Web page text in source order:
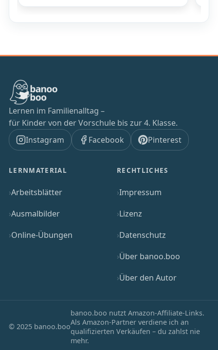
Lernen im Familienalltag –
für Kinder von der Vorschule bis zur 4. Klasse.
Instagram
Facebook Pinterest
LERNMATERIAL
Arbeitsblätter
Ausmalbilder
Online-Übungen
RECHTLICHES
Impressum
Lizenz
Datenschutz
Über banoo.boo
Über den Autor
© 2025 banoo.boo
banoo.boo nutzt Amazon-Affiliate-Links.
Als Amazon-Partner verdiene ich an
qualifizierten Verkäufen – du zahlst nie
mehr.